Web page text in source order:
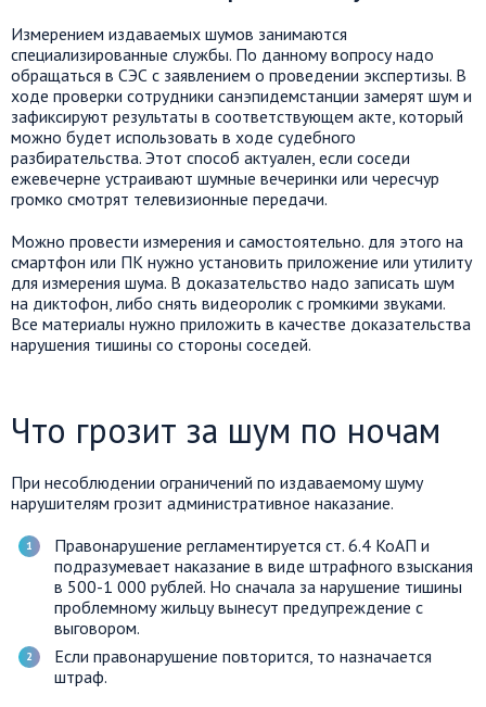
Измерением издаваемых шумов занимаются
специализированные службы. По данному вопросу надо
обращаться в СЭС с заявлением о проведении экспертизы. В
ходе проверки сотрудники санэпидемстанции замерят шум и
зафиксируют результаты в соответствующем акте, который
можно будет использовать в ходе судебного
разбирательства. Этот способ актуален, если соседи
ежевечерне устраивают шумные вечеринки или чересчур
громко смотрят телевизионные передачи.
Можно провести измерения и самостоятельно. для этого на
смартфон или ПК нужно установить приложение или утилиту
для измерения шума. В доказательство надо записать шум
на диктофон, либо снять видеоролик с громкими звуками.
Все материалы нужно приложить в качестве доказательства
нарушения тишины со стороны соседей.
Что грозит за шум по ночам
При несоблюдении ограничений по издаваемому шуму
нарушителям грозит административное наказание.
Правонарушение регламентируется ст. 6.4 КоАП и
подразумевает наказание в виде штрафного взыскания
в 500-1 000 рублей. Но сначала за нарушение тишины
проблемному жильцу вынесут предупреждение с
выговором.
Если правонарушение повторится, то назначается
штраф.